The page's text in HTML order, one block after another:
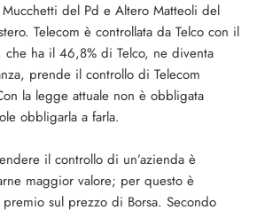
del Pd e Altero Matteoli del
Telecom è controllata da Telco con il
che ha il 46,8% di Telco, ne diventa
prende il controllo di Telecom
la legge attuale non è obbligata
obbligarla a farla.
il controllo di un’azienda è
maggior valore; per questo è
sul prezzo di Borsa. Secondo